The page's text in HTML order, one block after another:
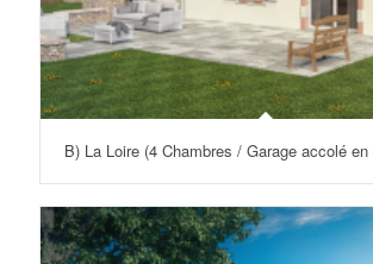
B) La Loire (4 Chambres / Garage accolé en